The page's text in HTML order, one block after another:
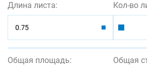
Длина листа:
0.75
Кол-во
Общая площадь: Общая